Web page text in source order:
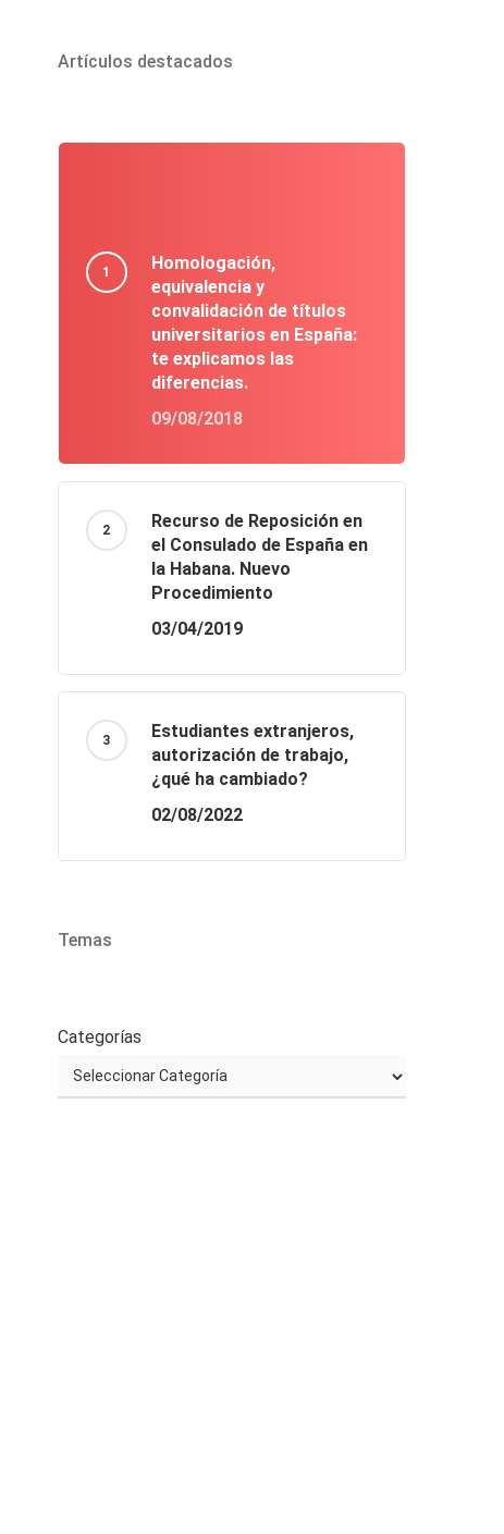
Artículos destacados
Homologación,
equivalencia y
convalidación de títulos
universitarios en España:
te explicamos las
diferencias.
09/08/2018
Recurso de Reposición en
el Consulado de España en
la Habana. Nuevo
Procedimiento
03/04/2019
Estudiantes extranjeros,
autorización de trabajo,
¿qué ha cambiado?
02/08/2022
Temas
Categorías